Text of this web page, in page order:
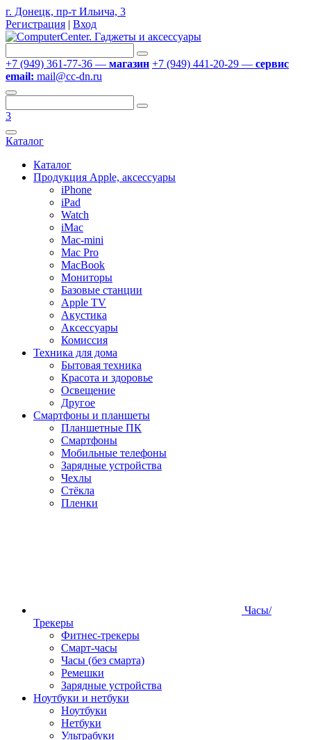
г. Донецк, пр-т Ильича, 3
Регистрация | Вход
+7 (949) 361-77-36 — магазин +7 (949) 441-20-29 — сервис
email: mail@cc-dn.ru
3
Каталог
Каталог
Продукция Apple, аксессуары
iPhone
iPad
Watch
iMac
Mac-mini
Mac Pro
MacBook
Мониторы
Базовые станции
Apple TV
Акустика
Аксессуары
Комиссия
Техника для дома
Бытовая техника
Красота и здоровье
Освещение
Другое
Смартфоны и планшеты
Планшетные ПК
Смартфоны
Мобильные телефоны
Зарядные устройства
Чехлы
Стёкла
Пленки
Часы/
Трекеры
Фитнес-трекеры
Смарт-часы
Часы (без смарта)
Ремешки
Зарядные устройства
Ноутбуки и нетбуки
Ноутбуки
Нетбуки
Ультрабуки